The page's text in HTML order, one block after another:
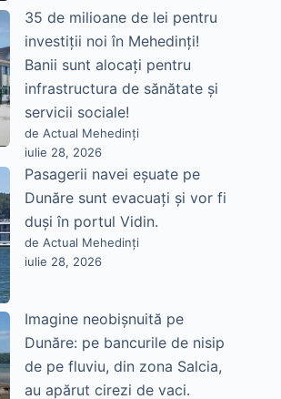
35 de milioane de lei pentru
investiții noi în Mehedinți!
Banii sunt alocați pentru
infrastructura de sănătate și
servicii sociale!
de Actual Mehedinți
iulie 28, 2026
Pasagerii navei eșuate pe
Dunăre sunt evacuați și vor fi
duși în portul Vidin.
de Actual Mehedinți
iulie 28, 2026
Imagine neobișnuită pe
Dunăre: pe bancurile de nisip
de pe fluviu, din zona Salcia,
au apărut cirezi de vaci.